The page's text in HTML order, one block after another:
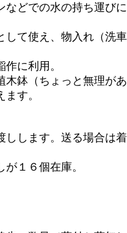
などでの水の持ち運び
して使え、物入れ（洗
に利用。
木鉢（ちょっと無理が
す。
しします。送る場合は
１６個在庫。